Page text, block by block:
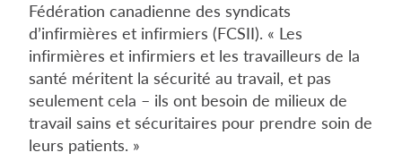
Fédération canadienne des syndicats
d’infirmières et infirmiers (FCSII). « Les
infirmières et infirmiers et les travailleurs de la
santé méritent la sécurité au travail, et pas
seulement cela – ils ont besoin de milieux de
travail sains et sécuritaires pour prendre soin de
leurs patients. »